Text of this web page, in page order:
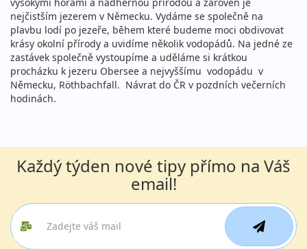
vysokými horami a nádhernou přírodou a zároveň je
nejčistším jezerem v Německu. Vydáme se společně na
plavbu lodí po jezeře, během které budeme moci obdivovat
krásy okolní přírody a uvidíme několik vodopádů. Na jedné ze
zastávek společně vystoupíme a uděláme si krátkou
procházku k jezeru Obersee a nejvyššímu vodopádu v
Německu, Röthbachfall. Návrat do ČR v pozdních večerních
hodinách.
Každý týden nové tipy přímo na Váš
email!